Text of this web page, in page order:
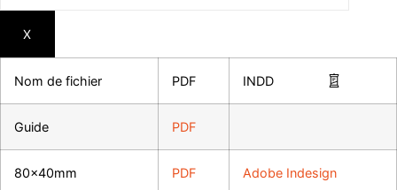
X
Nom de fichier PDF INDD
Guide PDF
80x40mm PDF Adobe Indesign